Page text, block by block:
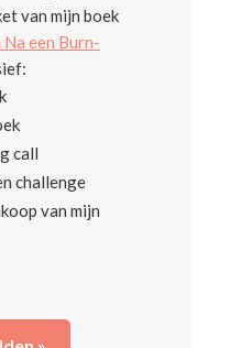
van mijn boek
een Burn-
call
challenge
van mijn